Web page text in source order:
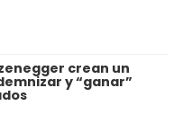
crean un
y “ganar”